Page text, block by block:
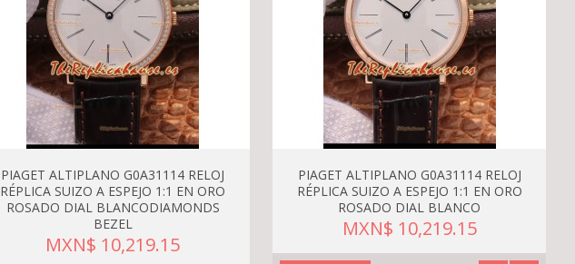
PIAGET ALTIPLANO G0A31114 RELOJ
RÉPLICA SUIZO A ESPEJO 1:1 EN ORO
ROSADO DIAL BLANCODIAMONDS
BEZEL
MXN$ 10,219.15
PIAGET ALTIPLANO G0A31114 RELOJ
RÉPLICA SUIZO A ESPEJO 1:1 EN ORO
ROSADO DIAL BLANCO
MXN$ 10,219.15